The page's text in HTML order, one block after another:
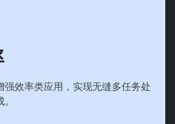
强效率类应用，实现无缝多任务处